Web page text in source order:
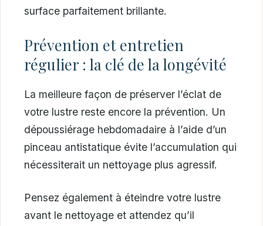
surface parfaitement brillante.
Prévention et entretien
régulier : la clé de la longévité
La meilleure façon de préserver l’éclat de
votre lustre reste encore la prévention. Un
dépoussiérage hebdomadaire à l’aide d’un
pinceau antistatique évite l’accumulation qui
nécessiterait un nettoyage plus agressif.
Pensez également à éteindre votre lustre
avant le nettoyage et attendez qu’il